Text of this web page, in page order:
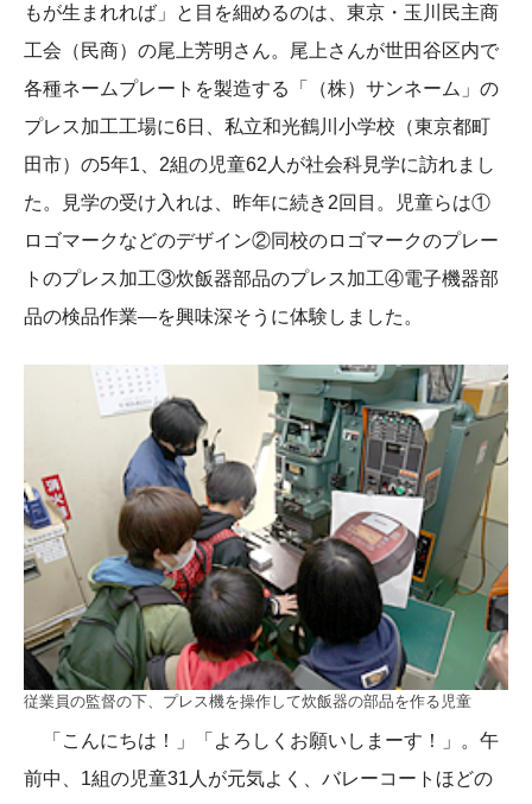
もが生まれれば」と目を細めるのは、東京・玉川民主商
工会（民商）の尾上芳明さん。尾上さんが世田谷区内で
各種ネームプレートを製造する「（株）サンネーム」の
プレス加工工場に6日、私立和光鶴川小学校（東京都町
田市）の5年1、2組の児童62人が社会科見学に訪れまし
た。見学の受け入れは、昨年に続き2回目。児童らは①
ロゴマークなどのデザイン②同校のロゴマークのプレー
トのプレス加工③炊飯器部品のプレス加工④電子機器部
品の検品作業―を興味深そうに体験しました。
従業員の監督の下、プレス機を操作して炊飯器の部品を作る児童
「こんにちは！」「よろしくお願いしまーす！」。午
前中、1組の児童31人が元気よく、バレーコートほどの